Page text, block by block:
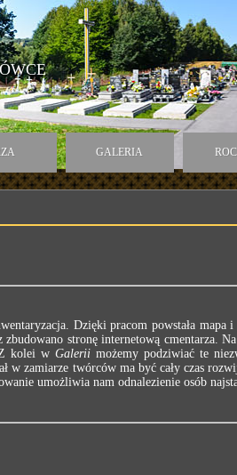
GALERIA
Dzięki pracom powstała
stronę internetową cmentarza.
kolei w Galeriimożemy podziwiać te
w zamiarze twórców ma być cały czas
umożliwia nam odnalezienie osób